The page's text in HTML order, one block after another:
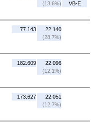
(13,6%)
VB-E
77.143
22.140
(28,7%)
182.609
22.096
(12,1%)
173.627
22.051
(12,7%)